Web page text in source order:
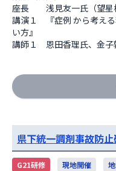
座長　　浅見友一氏（望星
講演１　『症例 から考え
い方』
講師１　恩田香理氏、金子
県下統一調剤事故防止
G21研修 現地開催